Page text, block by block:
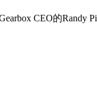
CEO的Randy